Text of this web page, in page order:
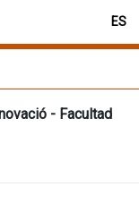
ES
- Facultad